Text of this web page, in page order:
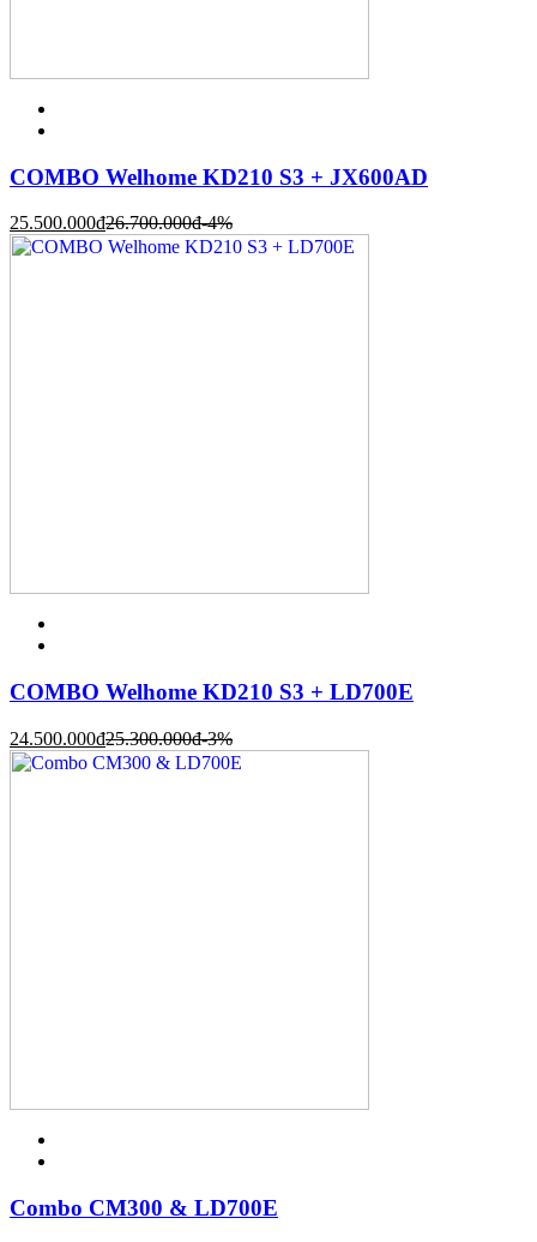
COMBO Welhome KD210 S3 + JX600AD
25.500.000đ26.700.000đ-4%
COMBO Welhome KD210 S3 + LD700E
24.500.000đ25.300.000đ-3%
Combo CM300 & LD700E